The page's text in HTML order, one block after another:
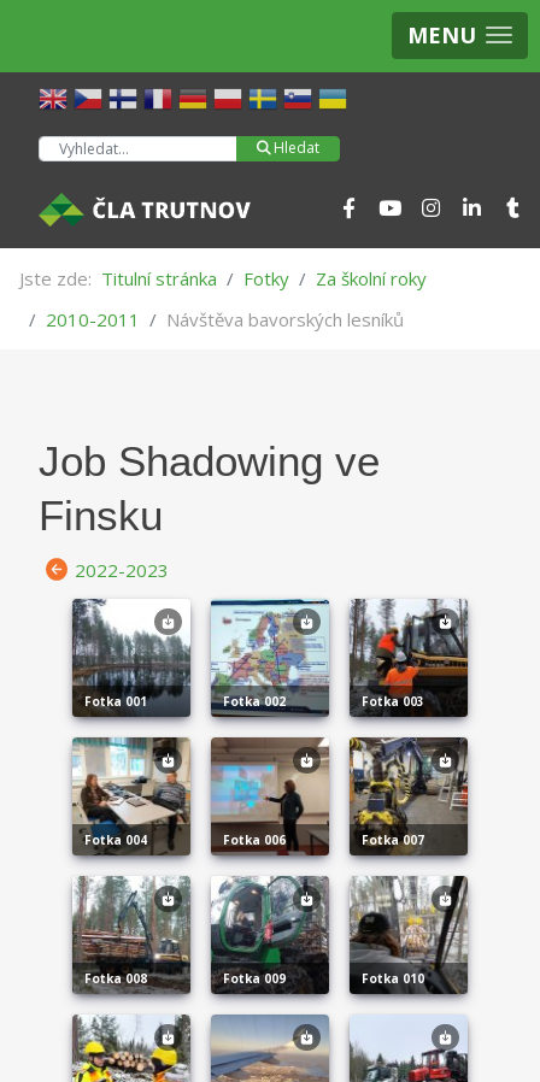
MENU
Hledat Hledat
Jste zde: Titulní stránka Fotky
Za školní roky
2010-2011
Návštěva bavorských lesníků
Job Shadowing ve
Finsku
2022-2023
fotka 001 fotka 002 fotka 003
fotka 004 fotka 006 fotka 007
fotka 008 fotka 009 fotka 010